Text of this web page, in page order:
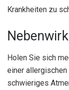
Krankheiten zu
Holen Sie sich
einer
schwieriges